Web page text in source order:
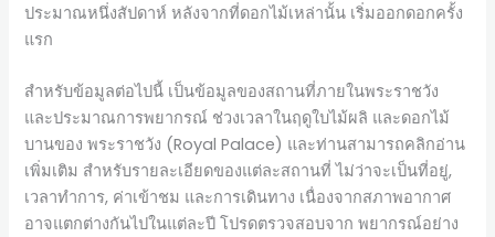
ประมาณหนึ่งสัปดาห์ หลังจากที่ดอกไม้เหล่านั้น เริ่มออกดอกครั้ง
แรก
สำหรับข้อมูลต่อไปนี้ เป็นข้อมูลของสถานที่ภายในพระราชวัง
และประมาณการพยากรณ์ ช่วงเวลาในฤดูใบไม้ผลิ และดอกไม้
บานของ พระราชวัง (Royal Palace) และท่านสามารถคลิกอ่าน
เพิ่มเติม สำหรับรายละเอียดของแต่ละสถานที่ ไม่ว่าจะเป็นที่อยู่,
เวลาทำการ, ค่าเข้าชม และการเดินทาง เนื่องจากสภาพอากาศ
อาจแตกต่างกันไปในแต่ละปี โปรดตรวจสอบจาก พยากรณ์อย่าง